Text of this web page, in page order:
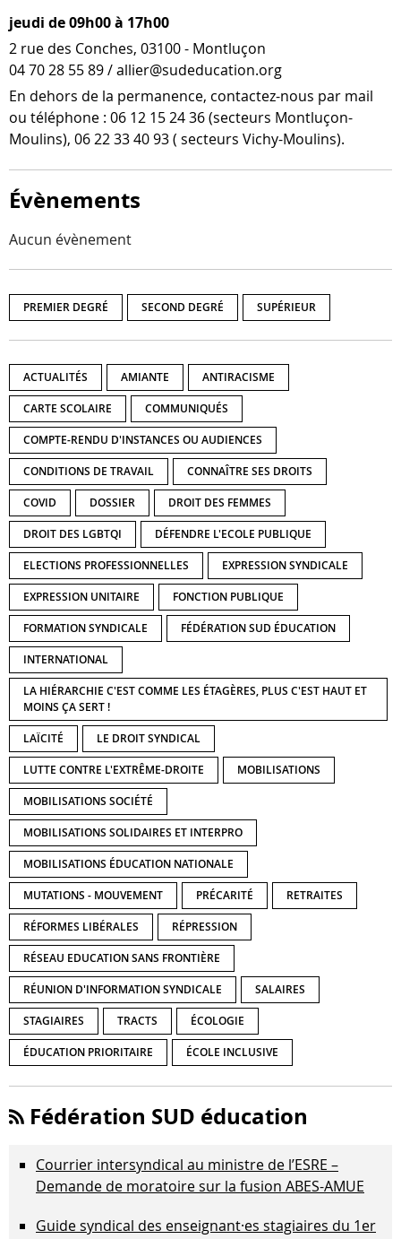
jeudi de 09h00 à 17h00
2 rue des Conches, 03100 - Montluçon
04 70 28 55 89 / allier@sudeducation.org
En dehors de la per­ma­nence, contactez-​nous par mail
ou télé­phone : 06 12 15 24 36 (sec­teurs Montluçon-​
Moulins), 06 22 33 40 93 ( sec­teurs Vichy-Moulins).
Évènements
Aucun évènement
PREMIER DEGRÉ SECOND DEGRÉ SUPÉRIEUR
ACTUALITÉS AMIANTE ANTIRACISME
CARTE SCOLAIRE COMMUNIQUÉS
COMPTE-RENDU D'INSTANCES OU AUDIENCES
CONDITIONS DE TRAVAIL CONNAÎTRE SES DROITS
COVID DOSSIER DROIT DES FEMMES
DROIT DES LGBTQI DÉFENDRE L'ECOLE PUBLIQUE
ELECTIONS PROFESSIONNELLES EXPRESSION SYNDICALE
EXPRESSION UNITAIRE FONCTION PUBLIQUE
FORMATION SYNDICALE FÉDÉRATION SUD ÉDUCATION
INTERNATIONAL
LA HIÉRARCHIE C'EST COMME LES ÉTAGÈRES, PLUS C'EST HAUT ET
MOINS ÇA SERT !
LAÏCITÉ LE DROIT SYNDICAL
LUTTE CONTRE L'EXTRÊME-DROITE MOBILISATIONS
MOBILISATIONS SOCIÉTÉ
MOBILISATIONS SOLIDAIRES ET INTERPRO
MOBILISATIONS ÉDUCATION NATIONALE
MUTATIONS - MOUVEMENT PRÉCARITÉ RETRAITES
RÉFORMES LIBÉRALES RÉPRESSION
RÉSEAU EDUCATION SANS FRONTIÈRE
RÉUNION D'INFORMATION SYNDICALE SALAIRES
STAGIAIRES TRACTS ÉCOLOGIE
ÉDUCATION PRIORITAIRE ÉCOLE INCLUSIVE
Fédération SUD éducation
Courrier intersyndical au ministre de l’ESRE –
Demande de moratoire sur la fusion ABES-AMUE
Guide syndical des enseignant·es stagiaires du 1er